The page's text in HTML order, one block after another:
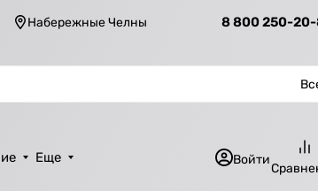
Набережные Челны 8 800 250-
Еще Войти